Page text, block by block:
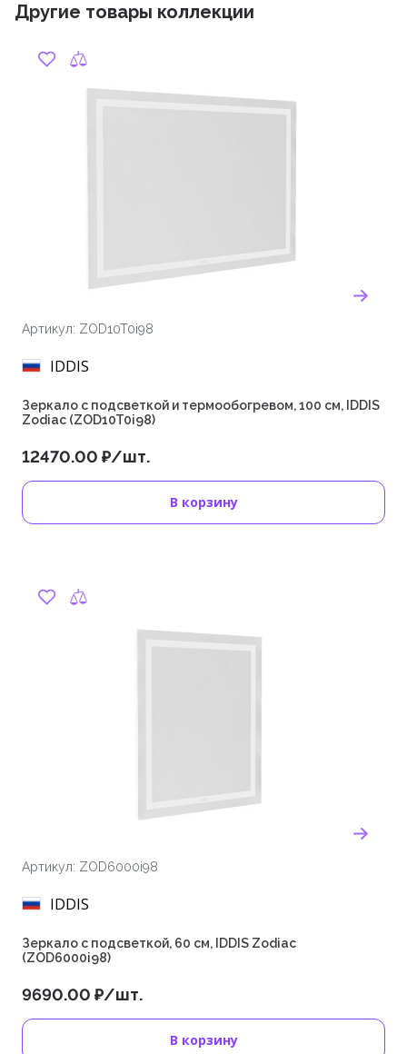
Другие товары коллекции
Артикул: ZOD10T0i98
IDDIS
Зеркало с подсветкой и термообогревом, 100 см, IDDIS
Zodiac (ZOD10T0i98)
12470.00 ₽/шт.
В корзину
Артикул: ZOD6000i98
IDDIS
Зеркало с подсветкой, 60 см, IDDIS Zodiac
(ZOD6000i98)
9690.00 ₽/шт.
В корзину